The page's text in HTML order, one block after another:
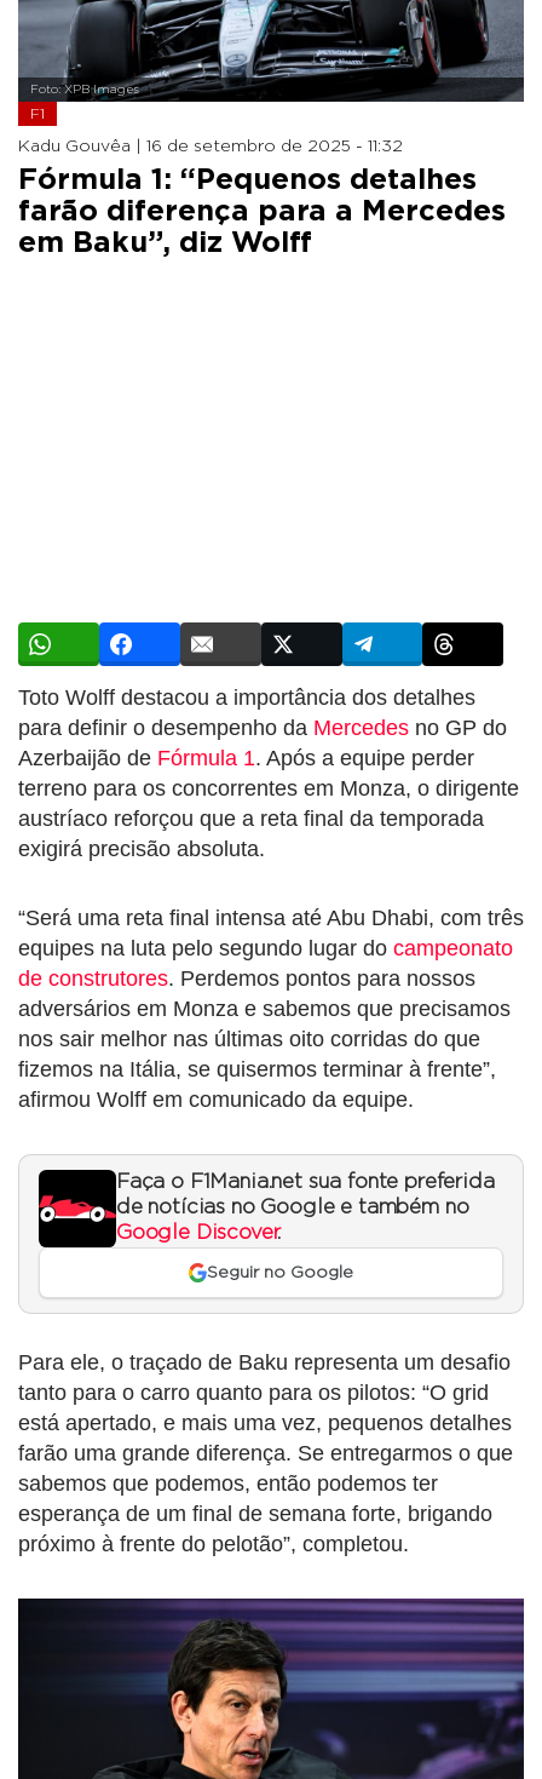
Foto: XPB Images
F1
Kadu Gouvêa | 16 de setembro de 2025 - 11:32
Fórmula 1: “Pequenos detalhes
farão diferença para a Mercedes
em Baku”, diz Wolff
Toto Wolff destacou a importância dos detalhes
para definir o desempenho da Mercedes no GP do
Azerbaijão de Fórmula 1. Após a equipe perder
terreno para os concorrentes em Monza, o dirigente
austríaco reforçou que a reta final da temporada
exigirá precisão absoluta.
“Será uma reta final intensa até Abu Dhabi, com três
equipes na luta pelo segundo lugar do campeonato
de construtores. Perdemos pontos para nossos
adversários em Monza e sabemos que precisamos
nos sair melhor nas últimas oito corridas do que
fizemos na Itália, se quisermos terminar à frente”,
afirmou Wolff em comunicado da equipe.
Faça o F1Mania.net sua fonte preferida
de notícias no Google e também no
Google Discover.
Seguir no Google
Para ele, o traçado de Baku representa um desafio
tanto para o carro quanto para os pilotos: “O grid
está apertado, e mais uma vez, pequenos detalhes
farão uma grande diferença. Se entregarmos o que
sabemos que podemos, então podemos ter
esperança de um final de semana forte, brigando
próximo à frente do pelotão”, completou.